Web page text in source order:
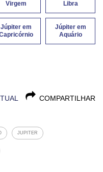
Virgem
Libra
Júpiter em
Júpiter em
Aquário
COMPARTILHAR
JUPITER